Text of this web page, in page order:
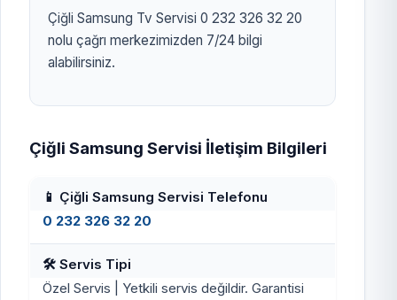
Çiğli Samsung Tv Servisi 0 232 326 32 20
nolu çağrı merkezimizden 7/24 bilgi
alabilirsiniz.
Çiğli Samsung Servisi İletişim Bilgileri
📱 Çiğli Samsung Servisi Telefonu
0 232 326 32 20
🛠️ Servis Tipi
Özel Servis | Yetkili servis değildir. Garantisi